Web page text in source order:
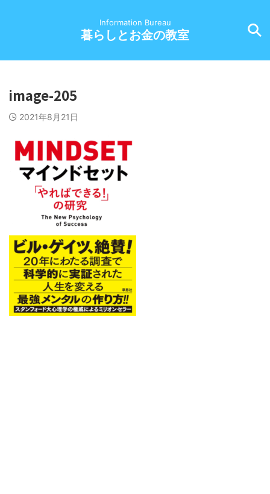
Information Bureau
暮らしとお金の教室
image-205
2021年8月21日